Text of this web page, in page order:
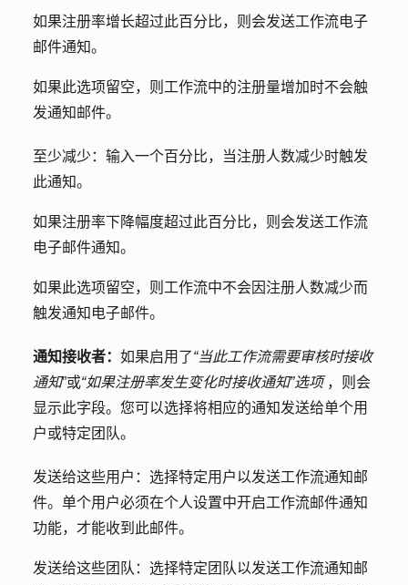
如果注册率增长超过此百分比，则会发送工作流电子
邮件通知。
如果此选项留空，则工作流中的注册量增加时不会触
发通知邮件。
至少减少： 输入一个百分比，当注册人数减少时触发
此通知。
如果注册率下降幅度超过此百分比，则会发送工作流
电子邮件通知。
如果此选项留空，则工作流中不会因注册人数减少而
触发通知电子邮件。
通知接收者： 如果启用了 “当此工作流需要审核时接收
通知”或“如果注册率发生变化时接收通知”选项 ，则会
显示此字段。您可以选择将相应的通知发送给单个用
户或特定团队。
发送给这些用户： 选择特定用户以发送工作流通知邮
件。单个用户必须在个人设置中开启工作流邮件通知
功能，才能收到此邮件。
发送给这些团队： 选择特定团队以发送工作流通知邮